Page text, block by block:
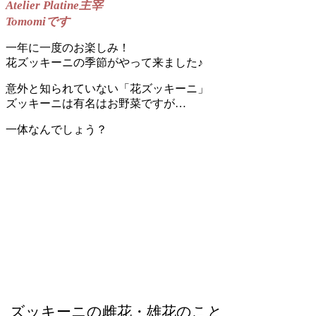
Atelier Platine主宰
Tomomiです
一年に一度のお楽しみ！
花ズッキーニの季節がやって来ました♪
意外と知られていない「花ズッキーニ」
ズッキーニは有名はお野菜ですが…
一体なんでしょう？
ズッキーニの雌花・雄花のこと